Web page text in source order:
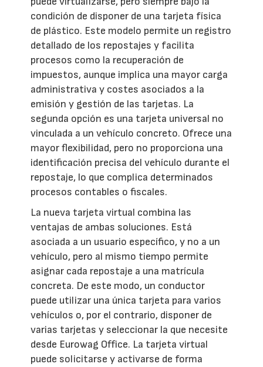
condición de disponer de una tarjeta física
de plástico. Este modelo permite un registro
detallado de los repostajes y facilita
procesos como la recuperación de
impuestos, aunque implica una mayor carga
administrativa y costes asociados a la
emisión y gestión de las tarjetas. La
segunda opción es una tarjeta universal no
vinculada a un vehículo concreto. Ofrece una
mayor flexibilidad, pero no proporciona una
identificación precisa del vehículo durante el
repostaje, lo que complica determinados
procesos contables o fiscales.
La nueva tarjeta virtual combina las
ventajas de ambas soluciones. Está
asociada a un usuario específico, y no a un
vehículo, pero al mismo tiempo permite
asignar cada repostaje a una matrícula
concreta. De este modo, un conductor
puede utilizar una única tarjeta para varios
vehículos o, por el contrario, disponer de
varias tarjetas y seleccionar la que necesite
desde Eurowag Office. La tarjeta virtual
puede solicitarse y activarse de forma